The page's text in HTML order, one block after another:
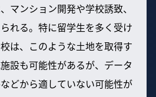
マンション開発や学校誘致、
れる。特に留学生を多く受け
は、このような土地を取得す
設も可能性があるが、データ
どから適していない可能性が